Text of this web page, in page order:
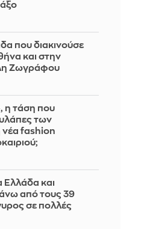
που διακινούσε
και στην
Ζωγράφου
η τάση που
των
νέα fashion
Ελλάδα και
από τους 39
σε πολλές